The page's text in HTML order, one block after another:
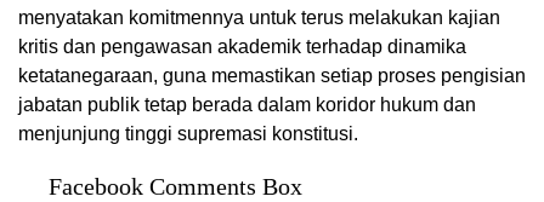
menyatakan komitmennya untuk terus melakukan kajian
kritis dan pengawasan akademik terhadap dinamika
ketatanegaraan, guna memastikan setiap proses pengisian
jabatan publik tetap berada dalam koridor hukum dan
menjunjung tinggi supremasi konstitusi.
Facebook Comments Box